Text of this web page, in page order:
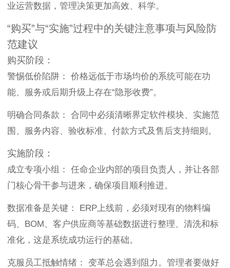
业运营数据，管理决策更加高效、科学。
“购买”与“实施”过程中的关键注意事项与风险防
范建议
购买阶段：
警惕低价陷阱： 价格远低于市场均价的系统可能在功
能、服务或后期升级上存在“隐形收费”。
明确合同条款： 合同中必须清晰界定软件模块、实施范
围、服务内容、验收标准、付款方式及售后支持细则。
实施阶段：
成立专项小组： 任命企业内部的项目负责人，并让各部
门核心骨干参与进来，确保项目顺利推进。
数据准备是关键： ERP上线前，必须对现有的物料编
码、BOM、客户供应商等基础数据进行整理、清洗和标
准化，这是系统成功运行的基础。
克服员工抵触情绪： 变革总会遇到阻力。管理者要做好